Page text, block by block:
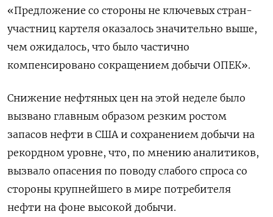
«Предложение со стороны не ключевых стран-
участниц картеля оказалось значительно выше,
чем ожидалось, что было частично
компенсировано сокращением добычи ОПЕК».
Снижение нефтяных цен на этой неделе было
вызвано главным образом резким ростом
запасов нефти в США и сохранением добычи на
рекордном уровне, что, по мнению аналитиков,
вызвало опасения по поводу слабого спроса со
стороны крупнейшего в мире потребителя
нефти на фоне высокой добычи.